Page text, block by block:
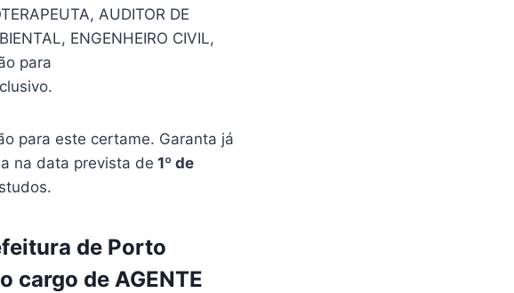
AUDITOR DE
ENGENHEIRO CIVIL,
para
para este certame. Garanta já
na data prevista de 1º de
de Porto
cargo de AGENTE